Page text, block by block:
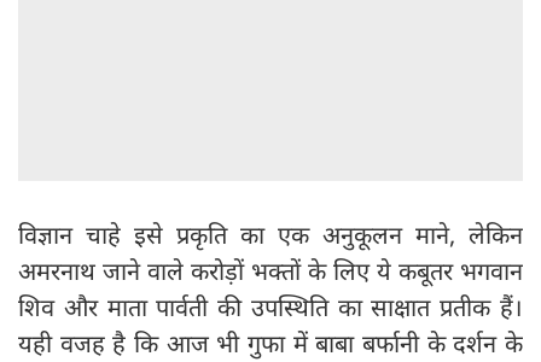
विज्ञान चाहे इसे प्रकृति का एक अनुकूलन माने, लेकिन
अमरनाथ जाने वाले करोड़ों भक्तों के लिए ये कबूतर भगवान
शिव और माता पार्वती की उपस्थिति का साक्षात प्रतीक हैं।
यही वजह है कि आज भी गुफा में बाबा बर्फानी के दर्शन के